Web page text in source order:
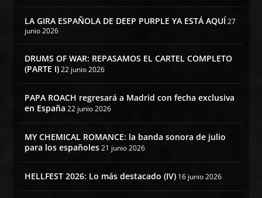
LA GIRA ESPAÑOLA DE DEEP PURPLE YA ESTÁ AQUÍ27
junio 2026
DRUMS OF WAR: REPASAMOS EL CARTEL COMPLETO
(PARTE I) 22 junio 2026
PAPA ROACH regresará a Madrid con fecha exclusiva
en España 22 junio 2026
MY CHEMICAL ROMANCE: la banda sonora de julio
para los españoles 21 junio 2026
HELLFEST 2026: Lo más destacado (IV) 16 junio 2026